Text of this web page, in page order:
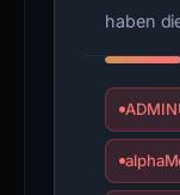
haben